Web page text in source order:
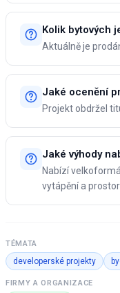
Kolik bytových
Aktuálně je
Jaké ocenění
Projekt obdržel
Jaké výhody
Nabízí
vytápění a
TÉMATA
developerské projekty
FIRMY A ORGANIZACE